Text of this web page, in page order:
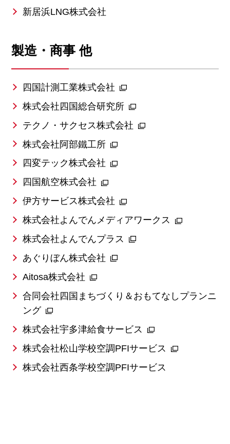
新居浜LNG株式会社
製造・商事 他
四国計測工業株式会社
株式会社四国総合研究所
テクノ・サクセス株式会社
株式会社阿部鐵工所
四変テック株式会社
四国航空株式会社
伊方サービス株式会社
株式会社よんでんメディアワークス
株式会社よんでんプラス
あぐりぼん株式会社
Aitosa株式会社
合同会社四国まちづくり＆おもてなしプランニ
ング
株式会社宇多津給食サービス
株式会社松山学校空調PFIサービス
株式会社西条学校空調PFIサービス